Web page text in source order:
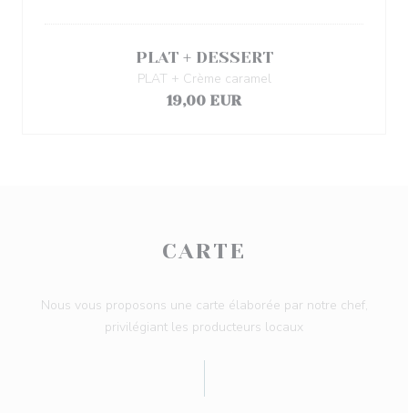
PLAT + DESSERT
PLAT + Crème caramel
19,00 EUR
CARTE
Nous vous proposons une carte élaborée par notre chef,
privilégiant les producteurs locaux